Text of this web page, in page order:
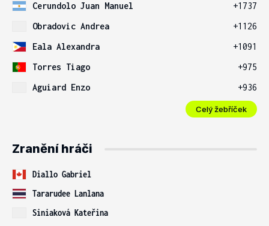
Cerundolo Juan Manuel
+1737
Obradovic Andrea
+1126
Eala Alexandra
+1091
Torres Tiago
+975
Aguiard Enzo
+936
Celý žebříček
Zranění hráči
Diallo Gabriel
Tararudee Lanlana
Siniaková Kateřina